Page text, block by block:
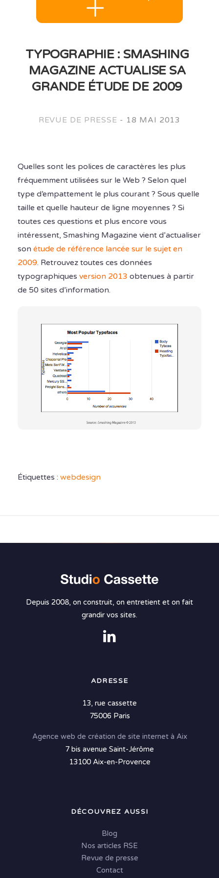
TYPOGRAPHIE : SMASHING
MAGAZINE ACTUALISE SA
GRANDE ÉTUDE DE 2009
REVUE DE PRESSE - 18 MAI 2013
Quelles sont les polices de caractères les plus
fréquemment utilisées sur le Web ? Selon quel
type d’empattement le plus courant ? Sous quelle
taille et quelle hauteur de ligne moyennes ? Si
toutes ces questions et plus encore vous
intéressent, Smashing Magazine vient d’actualiser
son étude de référence lancée sur le sujet en
2009. Retrouvez toutes ces données
typographiques version 2013 obtenues à partir
de 50 sites d’information.
Étiquettes : webdesign
Depuis 2008, on construit, on entretient et on fait
grandir vos sites.
ADRESSE
13, rue cassette
75006 Paris
Agence web de création de site internet à Aix
7 bis avenue Saint-Jérôme
13100 Aix-en-Provence
DÉCOUVREZ AUSSI
Blog
Nos articles RSE
Revue de presse
Contact